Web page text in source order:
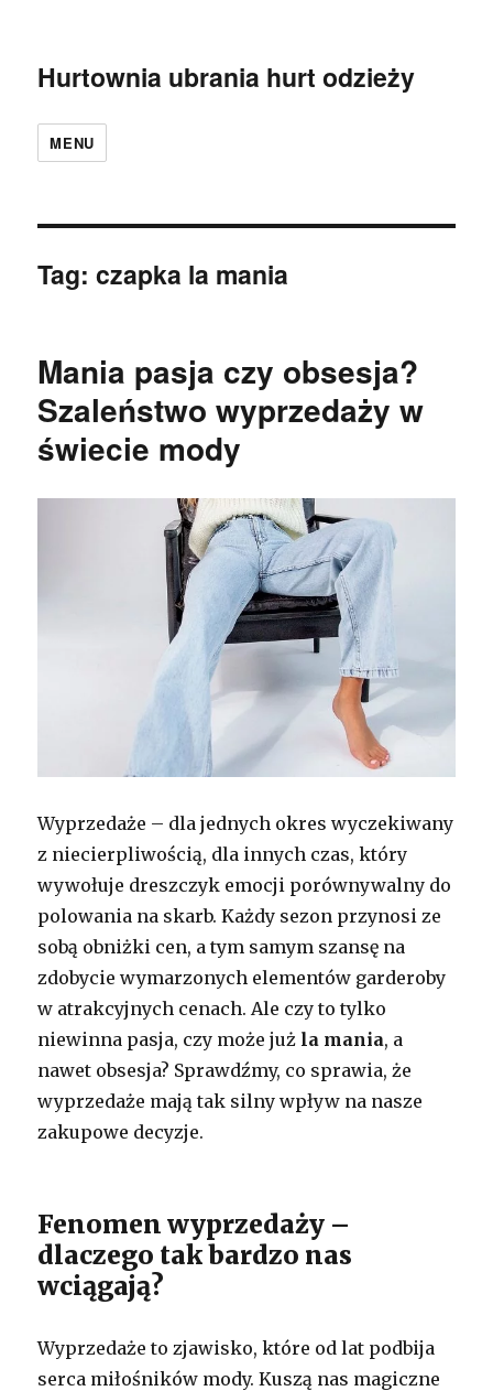
Hurtownia ubrania hurt odzieży
MENU
Tag:czapka la mania
Mania pasja czy obsesja?
Szaleństwo wyprzedaży w
świecie mody
Wyprzedaże – dla jednych okres wyczekiwany
z niecierpliwością, dla innych czas, który
wywołuje dreszczyk emocji porównywalny do
polowania na skarb. Każdy sezon przynosi ze
sobą obniżki cen, a tym samym szansę na
zdobycie wymarzonych elementów garderoby
w atrakcyjnych cenach. Ale czy to tylko
niewinna pasja, czy może już la mania, a
nawet obsesja? Sprawdźmy, co sprawia, że
wyprzedaże mają tak silny wpływ na nasze
zakupowe decyzje.
Fenomen wyprzedaży –
dlaczego tak bardzo nas
wciągają?
Wyprzedaże to zjawisko, które od lat podbija
serca miłośników mody. Kuszą nas magiczne